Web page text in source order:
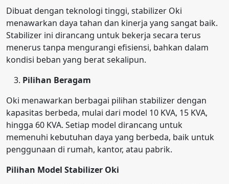
Dibuat dengan teknologi tinggi, stabilizer Oki
menawarkan daya tahan dan kinerja yang sangat baik.
Stabilizer ini dirancang untuk bekerja secara terus
menerus tanpa mengurangi efisiensi, bahkan dalam
kondisi beban yang berat sekalipun.
Pilihan Beragam
Oki menawarkan berbagai pilihan stabilizer dengan
kapasitas berbeda, mulai dari model 10 KVA, 15 KVA,
hingga 60 KVA. Setiap model dirancang untuk
memenuhi kebutuhan daya yang berbeda, baik untuk
penggunaan di rumah, kantor, atau pabrik.
Pilihan Model Stabilizer Oki